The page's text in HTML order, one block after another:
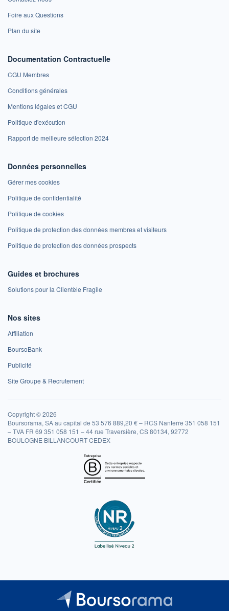
Foire aux Questions
Plan du site
Documentation Contractuelle
CGU Membres
Conditions générales
Mentions légales et CGU
Politique d'exécution
Rapport de meilleure sélection 2024
Données personnelles
Gérer mes cookies
Politique de confidentialité
Politique de cookies
Politique de protection des données membres et visiteurs
Politique de protection des données prospects
Guides et brochures
Solutions pour la Clientèle Fragile
Nos sites
Affiliation
BoursoBank
Publicité
Site Groupe & Recrutement
Copyright © 2026
Boursorama, SA au capital de 53 576 889,20 € – RCS Nanterre 351 058 151
– TVA FR 69 351 058 151 – 44 rue Traversière, CS 80134, 92772
BOULOGNE BILLANCOURT CEDEX